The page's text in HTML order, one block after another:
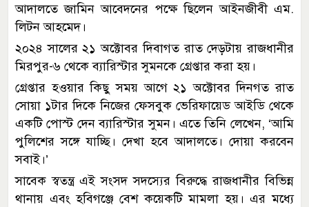
আদালতে জামিন আবেদনের পক্ষে ছিলেন আইনজীবী এম.
লিটন আহমেদ।
২০২৪ সালের ২১ অক্টোবর দিবাগত রাত দেড়টায় রাজধানীর
মিরপুর-৬ থেকে ব্যারিস্টার সুমনকে গ্রেপ্তার করা হয়।
গ্রেপ্তার হওয়ার কিছু সময় আগে ২১ অক্টোবর দিনগত রাত
সোয়া ১টার দিকে নিজের ফেসবুক ভেরিফায়েড আইডি থেকে
একটি পোস্ট দেন ব্যারিস্টার সুমন। এতে তিনি লেখেন, ‘আমি
পুলিশের সঙ্গে যাচ্ছি। দেখা হবে আদালতে। দোয়া করবেন
সবাই।’
সাবেক স্বতন্ত্র এই সংসদ সদস্যের বিরুদ্ধে রাজধানীর বিভিন্ন
থানায় এবং হবিগঞ্জে বেশ কয়েকটি মামলা হয়। এর মধ্যে